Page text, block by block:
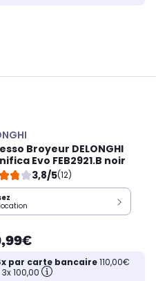
Broyeur DELONGHI
Evo FEB2921.B noir
3,8/5(12)
par carte bancaire110,00€
100,00